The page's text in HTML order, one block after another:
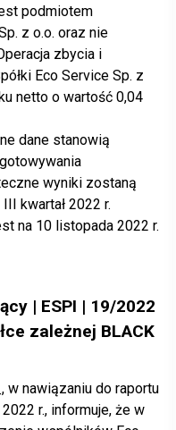
podmiotem
z o.o. oraz nie
zbycia i
Eco Service Sp. z
netto o wartość 0,04
dane stanowią
wyniki zostaną
kwartał 2022 r.
na 10 listopada 2022 r.
| ESPI | 19/2022
zależnej BLACK
w nawiązaniu do raportu
r., informuje, że w